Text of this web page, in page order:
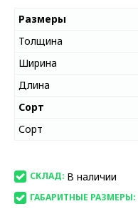
Размеры
Толщина
Ширина
Длина
Сорт
Сорт
СКЛАД: В наличии
ГАБАРИТНЫЕ РАЗМЕРЫ: